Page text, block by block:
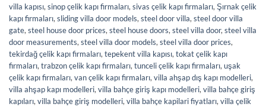
villa kapısı, sinop çelik kapı firmaları, sivas çelik kapı firmaları, Şırnak çelik
kapı firmaları, sliding villa door models, steel door villa, steel door villa
gate, steel house door prices, steel house doors, steel villa door, steel villa
door measurements, steel villa door models, steel villa door prices,
tekirdağ çelik kapı firmaları, tepekent villa kapısı, tokat çelik kapı
firmaları, trabzon çelik kapı firmaları, tunceli çelik kapı firmaları, uşak
çelik kapı firmaları, van çelik kapı firmaları, villa ahşap dış kapı modelleri,
villa ahşap kapı modelleri, villa bahçe giriş kapı modelleri, villa bahçe giriş
kapıları, villa bahçe giriş modelleri, villa bahçe kapilari fiyatları, villa çelik